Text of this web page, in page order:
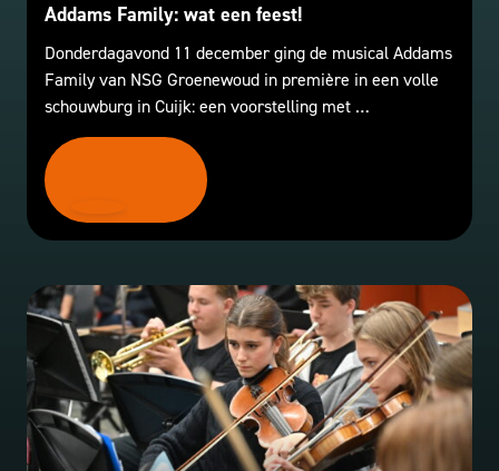
Addams Family: wat een feest!
Donderdagavond 11 december ging de musical Addams
Family van NSG Groenewoud in première in een volle
schouwburg in Cuijk: een voorstelling met …